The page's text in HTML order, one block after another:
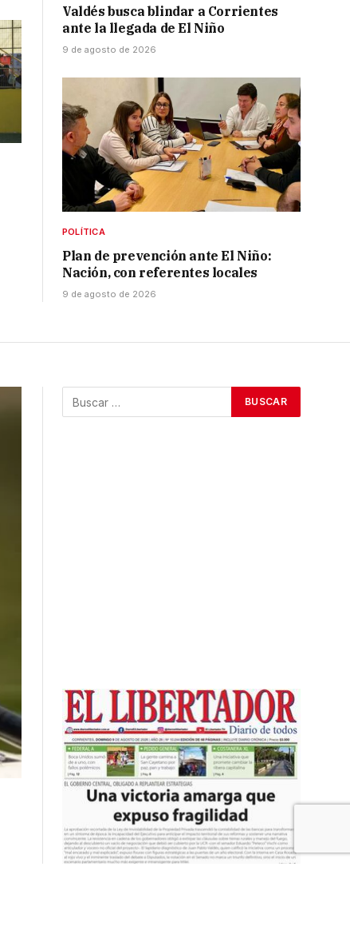
Valdés busca blindar a Corrientes
ante la llegada de El Niño
9 de agosto de 2026
POLÍTICA
Plan de prevención ante El Niño:
Nación, con referentes locales
9 de agosto de 2026